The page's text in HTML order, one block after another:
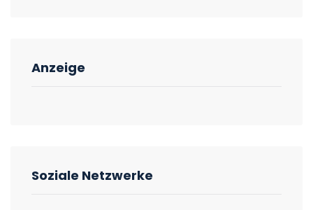
Anzeige
Soziale Netzwerke